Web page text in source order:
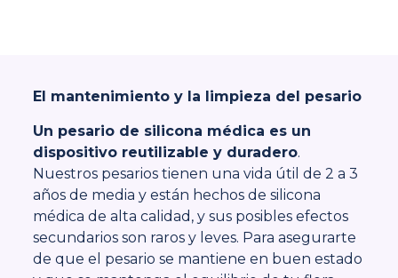
El mantenimiento y la limpieza del pesario
Un pesario de silicona médica es un
dispositivo reutilizable y duradero.
Nuestros pesarios tienen una vida útil de 2 a 3
años de media y están hechos de silicona
médica de alta calidad, y sus posibles efectos
secundarios son raros y leves. Para asegurarte
de que el pesario se mantiene en buen estado